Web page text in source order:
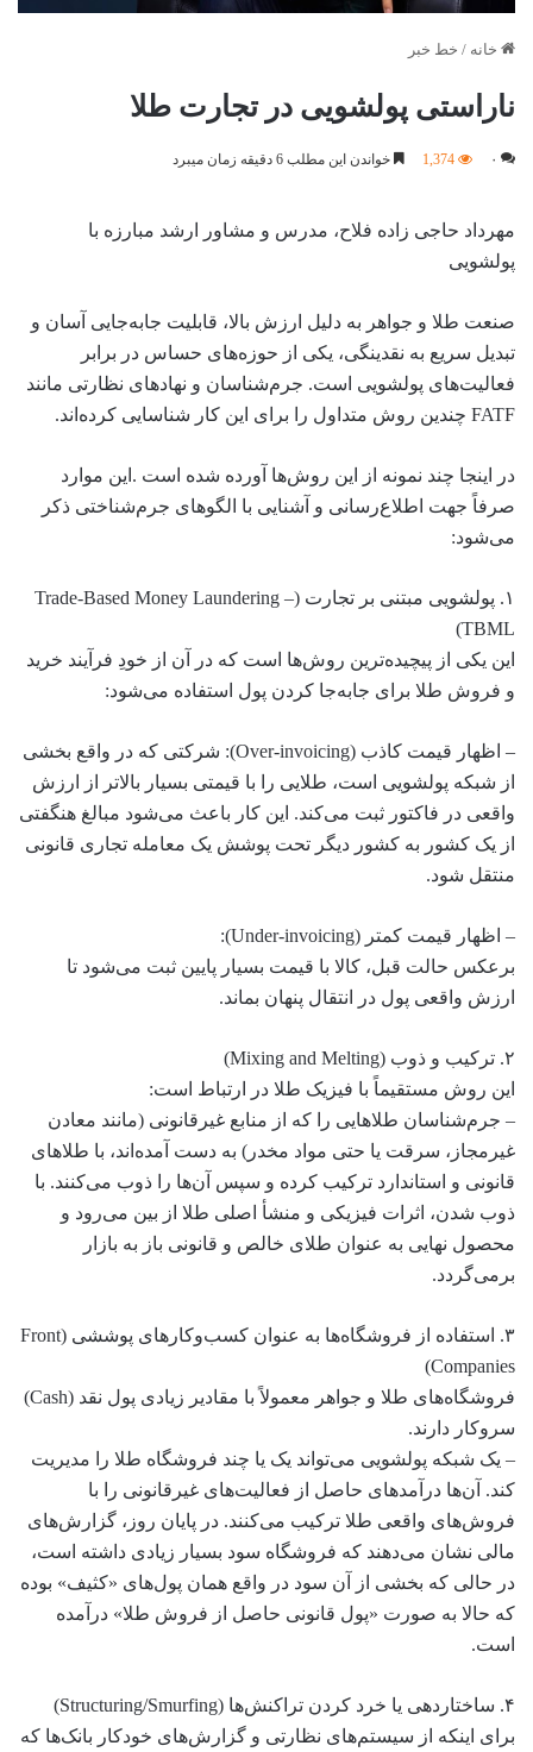
خانه / خط خبر
ناراستی پولشویی در تجارت طلا
۰ 1,374 خواندن این مطلب 6 دقیقه زمان میبرد
مهرداد حاجی زاده فلاح، مدرس و مشاور ارشد مبارزه با
پولشویی
صنعت طلا و جواهر به دلیل ارزش بالا، قابلیت جابه‌جایی آسان و
تبدیل سریع به نقدینگی، یکی از حوزه‌های حساس در برابر
فعالیت‌های پولشویی است. جرم‌شناسان و نهادهای نظارتی مانند
FATF چندین روش متداول را برای این کار شناسایی کرده‌اند.
در اینجا چند نمونه از این روش‌ها آورده شده است .این موارد
صرفاً جهت اطلاع‌رسانی و آشنایی با الگوهای جرم‌شناختی ذکر
می‌شود:
۱. پولشویی مبتنی بر تجارت (Trade-Based Money Laundering –
TBML)
این یکی از پیچیده‌ترین روش‌ها است که در آن از خودِ فرآیند خرید
و فروش طلا برای جابه‌جا کردن پول استفاده می‌شود:
– اظهار قیمت کاذب (Over-invoicing): شرکتی که در واقع بخشی
از شبکه پولشویی است، طلایی را با قیمتی بسیار بالاتر از ارزش
واقعی در فاکتور ثبت می‌کند. این کار باعث می‌شود مبالغ هنگفتی
از یک کشور به کشور دیگر تحت پوشش یک معامله تجاری قانونی
منتقل شود.
– اظهار قیمت کمتر (Under-invoicing):
برعکس حالت قبل، کالا با قیمت بسیار پایین ثبت می‌شود تا
ارزش واقعی پول در انتقال پنهان بماند.
۲. ترکیب و ذوب (Mixing and Melting)
این روش مستقیماً با فیزیک طلا در ارتباط است:
– جرم‌شناسان طلاهایی را که از منابع غیرقانونی (مانند معادن
غیرمجاز، سرقت یا حتی مواد مخدر) به دست آمده‌اند، با طلاهای
قانونی و استاندارد ترکیب کرده و سپس آن‌ها را ذوب می‌کنند. با
ذوب شدن، اثرات فیزیکی و منشأ اصلی طلا از بین می‌رود و
محصول نهایی به عنوان طلای خالص و قانونی باز به بازار
برمی‌گردد.
۳. استفاده از فروشگاه‌ها به عنوان کسب‌وکارهای پوششی (Front
Companies)
فروشگاه‌های طلا و جواهر معمولاً با مقادیر زیادی پول نقد (Cash)
سروکار دارند.
– یک شبکه پولشویی می‌تواند یک یا چند فروشگاه طلا را مدیریت
کند. آن‌ها درآمدهای حاصل از فعالیت‌های غیرقانونی را با
فروش‌های واقعی طلا ترکیب می‌کنند. در پایان روز، گزارش‌های
مالی نشان می‌دهند که فروشگاه سود بسیار زیادی داشته است،
در حالی که بخشی از آن سود در واقع همان پول‌های «کثیف» بوده
که حالا به صورت «پول قانونی حاصل از فروش طلا» درآمده
است.
۴. ساختاردهی یا خرد کردن تراکنش‌ها (Structuring/Smurfing)
برای اینکه از سیستم‌های نظارتی و گزارش‌های خودکار بانک‌ها که